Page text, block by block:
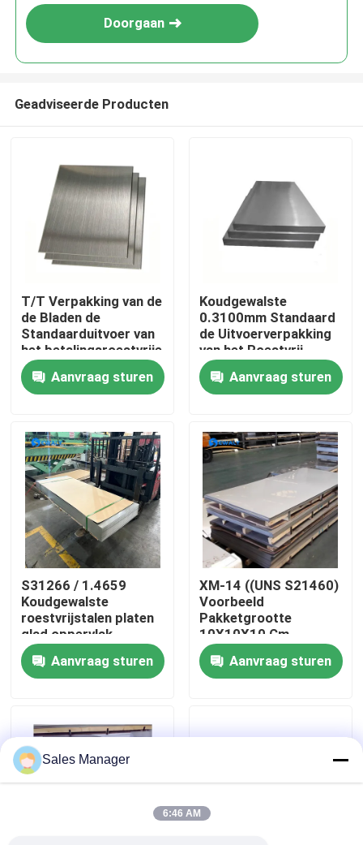
Thuis
Videos
Over ons
Fabrieksreis
Kwaliteitscontrole
Contacteer ons
nieuws
Alle Gevallen
Doorgaan
Geadviseerde Producten
T/T Verpakking van de
de Bladen de
Standaarduitvoer van
het betalingsroestvrije
staal voor Industrieel
GebruikAanvraag sturen
Koudgewalste
0.3100mm Standaard
de Uitvoerverpakking
van het Roestvrij
staalblad
Aanvraag sturen
S31266 / 1.4659
Koudgewalste
roestvrijstalen platen
glad oppervlak
metaalplaten perfect
voor
automobielmachines
Aanvraag sturen
XM-14 ((UNS S21460)
Voorbeeld
Pakketgrootte
10X10X10 Cm
Roestvrijstalen platen
Molencertificaat
Metalen platen
Aanvraag sturen
Sales Manager
6:46 AM